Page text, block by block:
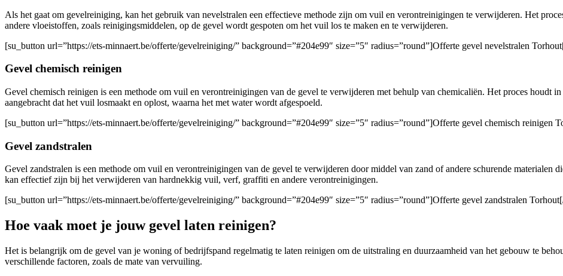
Als het gaat om gevelreiniging, kan het gebruik van nevelstralen een effectieve methode zijn om vuil en verontreinigingen te verwijderen. Het
andere vloeistoffen, zoals reinigingsmiddelen, op de gevel wordt gespoten om het vuil los te maken en te verwijderen.
[su_button url=”https://ets-minnaert.be/offerte/gevelreiniging/” background=”#204e99″ size=”5″ radius=”round”]Offerte gevel nevelstralen
Gevel chemisch reinigen
Gevel chemisch reinigen is een methode om vuil en verontreinigingen van de gevel te verwijderen met behulp van chemicaliën. Het proces houdt
aangebracht dat het vuil losmaakt en oplost, waarna het met water wordt afgespoeld.
[su_button url=”https://ets-minnaert.be/offerte/gevelreiniging/” background=”#204e99″ size=”5″ radius=”round”]Offerte gevel chemisch reinigen
Gevel zandstralen
Gevel zandstralen is een methode om vuil en verontreinigingen van de gevel te verwijderen door middel van zand of andere schurende materialen
kan effectief zijn bij het verwijderen van hardnekkig vuil, verf, graffiti en andere verontreinigingen.
[su_button url=”https://ets-minnaert.be/offerte/gevelreiniging/” background=”#204e99″ size=”5″ radius=”round”]Offerte gevel zandstralen
Hoe vaak moet je jouw gevel laten reinigen?
Het is belangrijk om de gevel van je woning of bedrijfspand regelmatig te laten reinigen om de uitstraling en duurzaamheid van het gebouw te
verschillende factoren, zoals de mate van vervuiling.